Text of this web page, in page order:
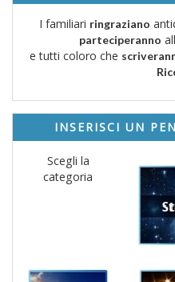
I familiari ringraziano
parteciperanno
e tutti coloro che
INSERISCI UN
Scegli la
categoria